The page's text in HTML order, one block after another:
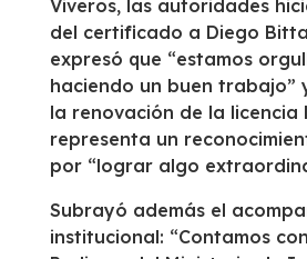
Viveros, las autoridades
del certificado a Diego
expresó que “estamos
haciendo un buen trabajo”
la renovación de la licencia
representa un
por “lograr algo
Subrayó además el
institucional: “Contamos